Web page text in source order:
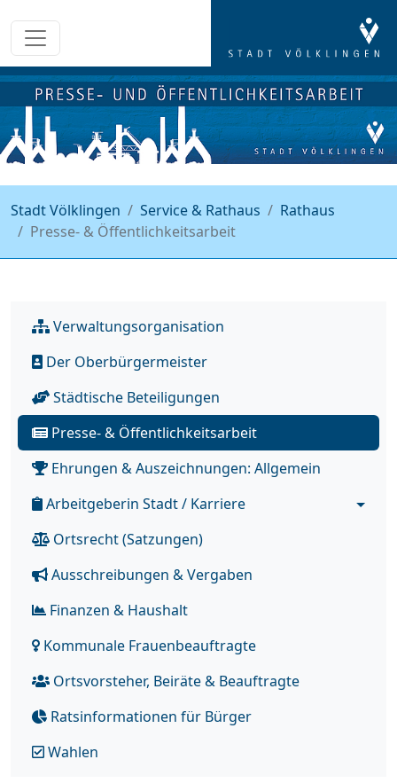
Stadt Völklingen Service & Rathaus
Rathaus
Presse- & Öffentlichkeitsarbeit
Verwaltungsorganisation
Der Oberbürgermeister
Städtische Beteiligungen
Presse- & Öffentlichkeitsarbeit
Ehrungen & Auszeichnungen: Allgemein
Arbeitgeberin Stadt / Karriere
Ortsrecht (Satzungen)
Ausschreibungen & Vergaben
Finanzen & Haushalt
Kommunale Frauenbeauftragte
Ortsvorsteher, Beiräte & Beauftragte
Ratsinformationen für Bürger
Wahlen